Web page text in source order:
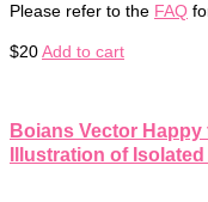
Please refer to the FAQ
$20Add to cart
Boians Vector
Illustration of